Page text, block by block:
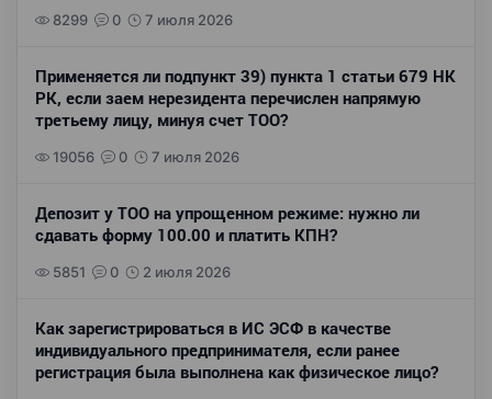
8299 0 7 июля 2026
Применяется ли подпункт 39) пункта 1 статьи 679 НК
РК, если заем нерезидента перечислен напрямую
третьему лицу, минуя счет ТОО?
19056 0 7 июля 2026
Депозит у ТОО на упрощенном режиме: нужно ли
сдавать форму 100.00 и платить КПН?
5851 0 2 июля 2026
Как зарегистрироваться в ИС ЭСФ в качестве
индивидуального предпринимателя, если ранее
регистрация была выполнена как физическое лицо?